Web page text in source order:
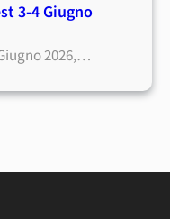
3-4 Giugno
2026,…